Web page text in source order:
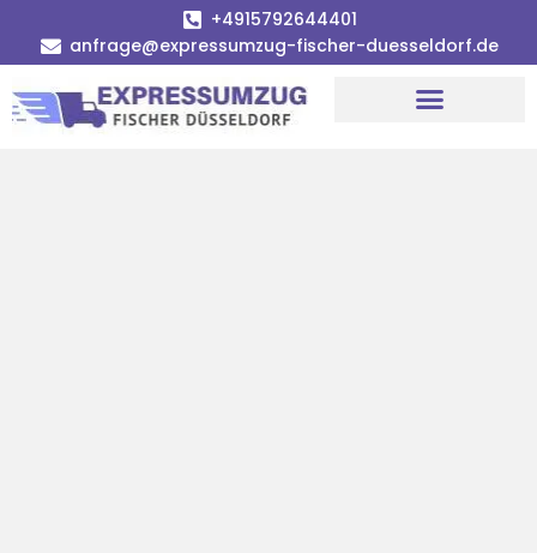
+4915792644401
anfrage@expressumzug-fischer-duesseldorf.de